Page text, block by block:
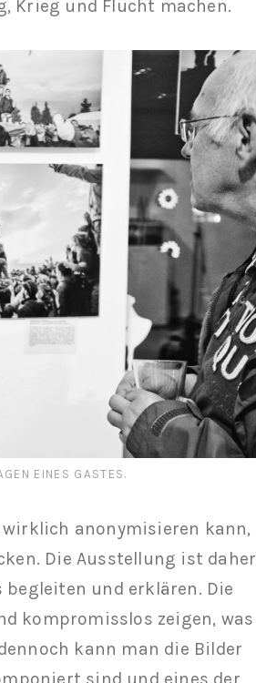
Krieg und Flucht machen.
EINES GASTES.
anonymisieren kann,
Die Ausstellung ist daher
begleiten und erklären. Die
kompromisslos zeigen, was
kann man die Bilder